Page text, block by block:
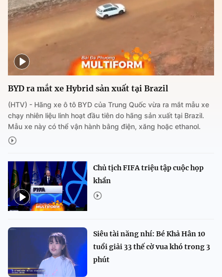
BYD ra mắt xe Hybrid sản xuất tại Brazil
(HTV) - Hãng xe ô tô BYD của Trung Quốc vừa ra mắt mẫu xe
chạy nhiên liệu linh hoạt đầu tiên do hãng sản xuất tại Brazil.
Mẫu xe này có thể vận hành bằng điện, xăng hoặc ethanol.
Chủ tịch FIFA triệu tập cuộc họp
khẩn
Siêu tài năng nhí: Bé Khả Hân 10
tuổi giải 33 thế cờ vua khó trong 3
phút